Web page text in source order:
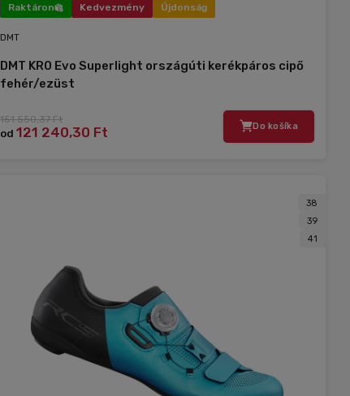
Raktáron Kedvezmény Újdonság
DMT
DMT KR0 Evo Superlight országúti kerékpáros cipő
fehér/ezüst
151 550,37 Ft
od121 240,30 Ft Do košíka
38
39
41